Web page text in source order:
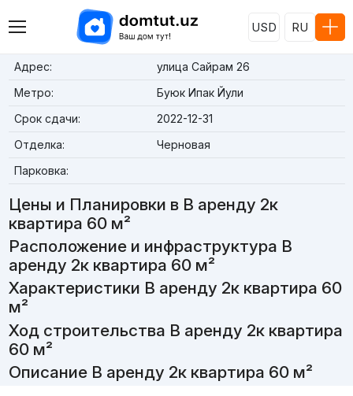
USD RU
Адрес:
улица Сайрам 26
Метро:
Буюк Ипак Йули
Срок сдачи:
2022-12-31
Отделка:
Черновая
Парковка:
Цены и Планировки в В аренду 2к
квартира 60 м²
Расположение и инфраструктура В
аренду 2к квартира 60 м²
Характеристики В аренду 2к квартира 60
м²
Ход строительства В аренду 2к квартира
60 м²
Описание В аренду 2к квартира 60 м²